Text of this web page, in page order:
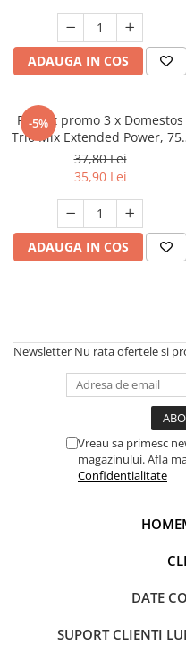
ADAUGA IN COS
-5%
Pachet promo 3 x Domestos
Trio Mix Extended Power,
ml, Pine & White & Atlantic
Fresh
37,80 Lei
35,90 Lei
ADAUGA IN COS
Newsletter Nu rata ofertele si
Vreau sa primesc
magazinului. Afla
Confidentialitate
DATE
SUPORT CLIENTI